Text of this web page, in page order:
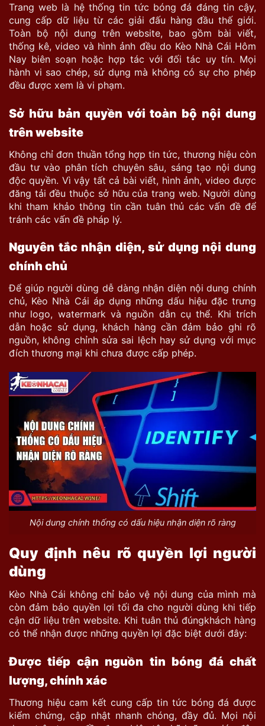
Trang web là hệ thống tin tức bóng đá đáng tin cậy,
cung cấp dữ liệu từ các giải đấu hàng đầu thế giới.
Toàn bộ nội dung trên website, bao gồm bài viết,
thống kê, video và hình ảnh đều do Kèo Nhà Cái Hôm
Nay biên soạn hoặc hợp tác với đối tác uy tín. Mọi
hành vi sao chép, sử dụng mà không có sự cho phép
đều được xem là vi phạm.
Sở hữu bản quyền với toàn bộ nội dung
trên website
Không chỉ đơn thuần tổng hợp tin tức, thương hiệu còn
đầu tư vào phân tích chuyên sâu, sáng tạo nội dung
độc quyền. Vì vậy tất cả bài viết, hình ảnh, video được
đăng tải đều thuộc sở hữu của trang web. Người dùng
khi tham khảo thông tin cần tuân thủ các vấn đề để
tránh các vấn đề pháp lý.
Nguyên tắc nhận diện, sử dụng nội dung
chính chủ
Để giúp người dùng dễ dàng nhận diện nội dung chính
chủ, Kèo Nhà Cái áp dụng những dấu hiệu đặc trưng
như logo, watermark và nguồn dẫn cụ thể. Khi trích
dẫn hoặc sử dụng, khách hàng cần đảm bảo ghi rõ
nguồn, không chỉnh sửa sai lệch hay sử dụng với mục
đích thương mại khi chưa được cấp phép.
Nội dung chính thống có dấu hiệu nhận diện rõ ràng
Quy định nêu rõ quyền lợi người
dùng
Kèo Nhà Cái không chỉ bảo vệ nội dung của mình mà
còn đảm bảo quyền lợi tối đa cho người dùng khi tiếp
cận dữ liệu trên website. Khi tuân thủ đúngkhách hàng
có thể nhận được những quyền lợi đặc biệt dưới đây:
Được tiếp cận nguồn tin bóng đá chất
lượng, chính xác
Thương hiệu cam kết cung cấp tin tức bóng đá được
kiểm chứng, cập nhật nhanh chóng, đầy đủ. Mọi nội